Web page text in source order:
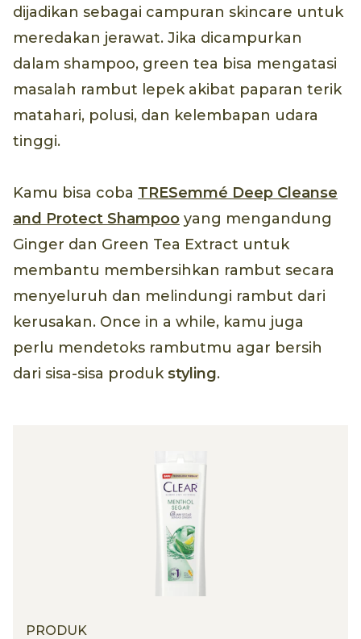
dijadikan sebagai campuran skincare untuk
meredakan jerawat. Jika dicampurkan
dalam shampoo, green tea bisa mengatasi
masalah rambut lepek akibat paparan terik
matahari, polusi, dan kelembapan udara
tinggi.
Kamu bisa coba TRESemmé Deep Cleanse
and Protect Shampoo yang mengandung
Ginger dan Green Tea Extract untuk
membantu membersihkan rambut secara
menyeluruh dan melindungi rambut dari
kerusakan. Once in a while, kamu juga
perlu mendetoks rambutmu agar bersih
dari sisa-sisa produkstyling.
PRODUK